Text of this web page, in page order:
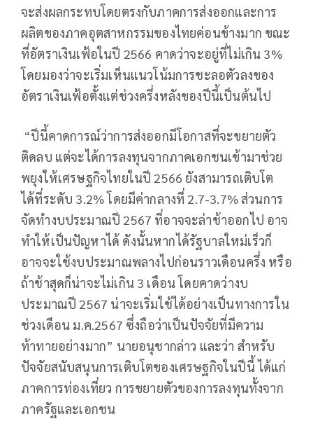
จะส่งผลกระทบโดยตรงกับภาคการส่งออกและการ
ผลิตของภาคอุตสาหกรรมของไทยค่อนข้างมาก ขณะ
ที่อัตราเงินเฟ้อในปี 2566 คาดว่าจะอยู่ที่ไม่เกิน 3%
โดยมองว่าจะเริ่มเห็นแนวโน้มการชะลอตัวลงของ
อัตราเงินเฟ้อตั้งแต่ช่วงครึ่งหลังของปีนี้เป็นต้นไป
“ปีนี้คาดการณ์ว่าการส่งออกมีโอกาสที่จะขยายตัว
ติดลบ แต่จะได้การลงทุนจากภาคเอกชนเข้ามาช่วย
พยุงให้เศรษฐกิจไทยในปี 2566 ยังสามารถเติบโต
ได้ที่ระดับ 3.2% โดยมีค่ากลางที่ 2.7-3.7% ส่วนการ
จัดทำงบประมาณปี 2567 ที่อาจจะล่าช้าออกไป อาจ
ทำให้เป็นปัญหาได้ ดังนั้นหากได้รัฐบาลใหม่เร็วก็
อาจจะใช้งบประมาณพลางไปก่อนราวเดือนครึ่ง หรือ
ถ้าช้าสุดก็น่าจะไม่เกิน 3 เดือน โดยคาดว่างบ
ประมาณปี 2567 น่าจะเริ่มใช้ได้อย่างเป็นทางการใน
ช่วงเดือน ม.ค.2567 ซึ่งถือว่าเป็นปัจจัยที่มีความ
ท้าทายอย่างมาก” นายอนุชากล่าว และว่า สำหรับ
ปัจจัยสนับสนุนการเติบโตของเศรษฐกิจในปีนี้ ได้แก่
ภาคการท่องเที่ยว การขยายตัวของการลงทุนทั้งจาก
ภาครัฐและเอกชน